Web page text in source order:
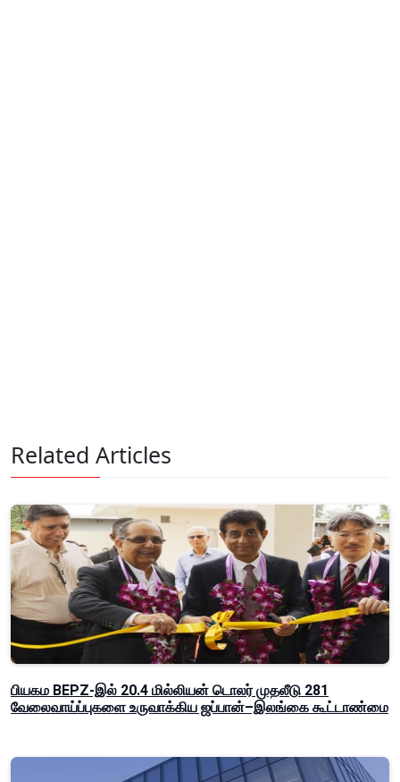
Related Articles
பியகம BEPZ-இல் 20.4 மில்லியன் டொலர் முதலீடு 281
வேலைவாய்ப்புகளை உருவாக்கிய ஜப்பான்–இலங்கை கூட்டாண்மை